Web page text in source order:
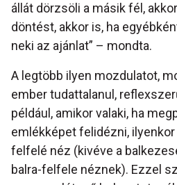
állát dörzsöli a másik fél,
döntést, akkor is, ha
neki az ajánlat” – mondta.
A legtöbb ilyen mozdulatot,
ember tudattalanul,
például, amikor valaki, ha
emlékképet felidézni,
felfelé néz (kivéve a
balra-felfele néznek). Ezzel